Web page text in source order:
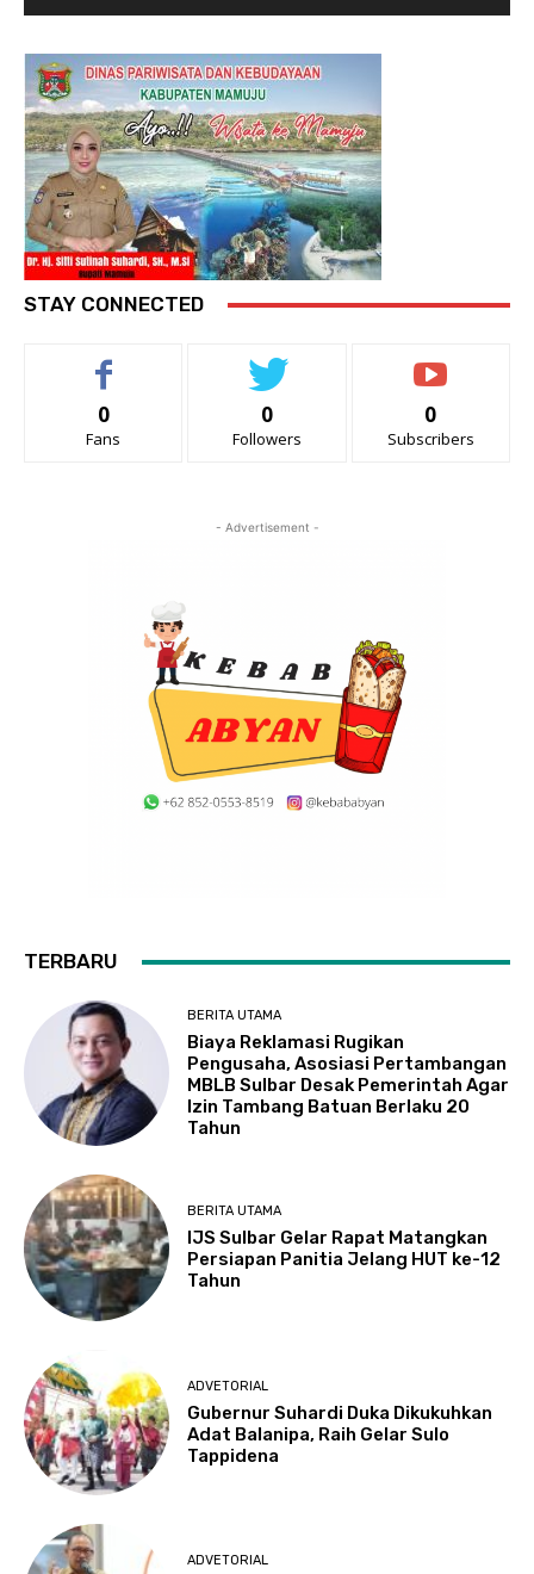
STAY CONNECTED
0
Fans
0
Followers
0
Subscribers
- Advertisement -
TERBARU
BERITA UTAMA
Biaya Reklamasi Rugikan
Pengusaha, Asosiasi Pertambangan
MBLB Sulbar Desak Pemerintah Agar
Izin Tambang Batuan Berlaku 20
Tahun
BERITA UTAMA
IJS Sulbar Gelar Rapat Matangkan
Persiapan Panitia Jelang HUT ke-12
Tahun
ADVETORIAL
Gubernur Suhardi Duka Dikukuhkan
Adat Balanipa, Raih Gelar Sulo
Tappidena
ADVETORIAL